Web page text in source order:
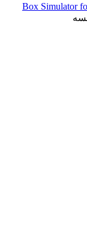
Box Simulator